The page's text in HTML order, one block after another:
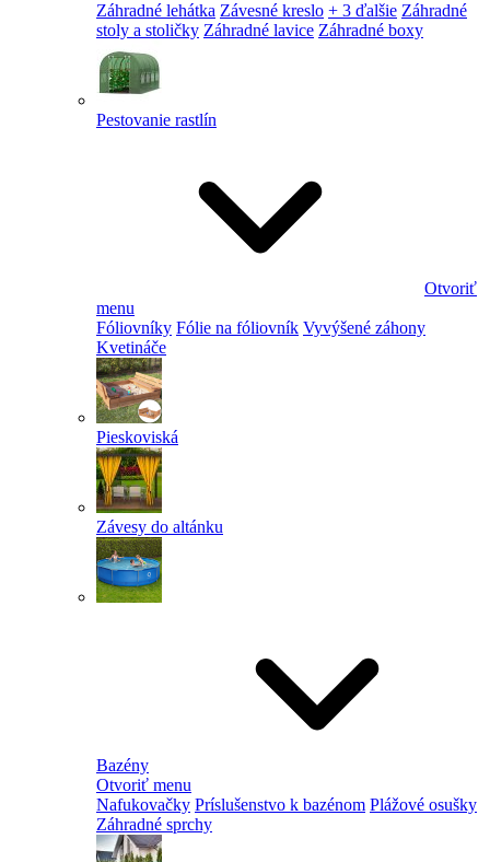
Záhradné lehátka Závesné kreslo + 3 ďalšie Záhradné
stoly a stoličky Záhradné lavice Záhradné boxy
Pestovanie rastlín
Otvoriť
menu
Fóliovníky Fólie na fóliovník Vyvýšené záhony
Kvetináče
Pieskoviská
Závesy do altánku
Bazény
Otvoriť menu
Nafukovačky Príslušenstvo k bazénom Plážové osušky
Záhradné sprchy